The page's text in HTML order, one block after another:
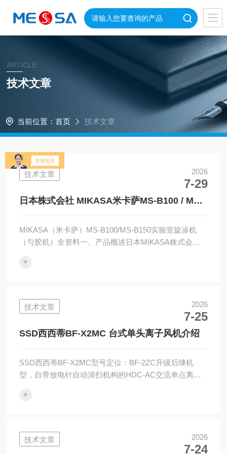
ARTICLE
技术文章
当前位置： 首页 技术文章
技术文章 2026
7-29
日本株式会社 MIKASA米卡萨MS-B100 / MS-
MIKASA（米卡萨）MS-B100/MS-B150实验室旋涂机
（匀胶机）全资料一、产品概述日本MIKASA株式会社
光电/PCB小批量试样光刻胶旋涂，洁净室Class100适
用MS-B150：6寸晶圆/100mm方片通用款产品核心优势
洁净适配：无刷伺服无碳粉扬尘，连续长时间运行温升
低，膜厚重复性±0.6%以内，光...
+
技术文章 2026
7-25
SSD西西蒂BF-X2MC 台式单头离子风机介绍
SSD西西蒂BF-X2MC型号定位：BF-2ZC升级后继机
型，自带放电针自动清扫机构的HDC-AC交流单点离子
大幅降低人工维护频次。与BF-X12MA/X12ME架构同
静电。额外部分：内置定时马达驱动毛刷定期擦拭放电
针尖，持续清除粉尘积碳，避免平衡漂移。六、适用场
+
技术文章 2026
7-24